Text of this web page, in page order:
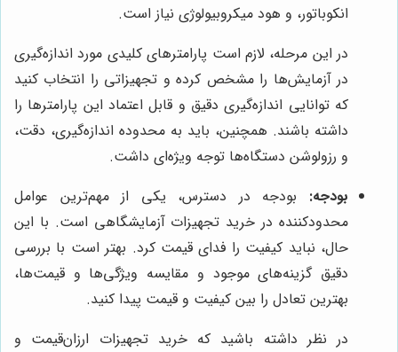
انکوباتور، و هود میکروبیولوژی نیاز است.
در این مرحله، لازم است پارامترهای کلیدی مورد اندازه‌گیری
در آزمایش‌ها را مشخص کرده و تجهیزاتی را انتخاب کنید
که توانایی اندازه‌گیری دقیق و قابل اعتماد این پارامترها را
داشته باشند. همچنین، باید به محدوده اندازه‌گیری، دقت،
و رزولوشن دستگاه‌ها توجه ویژه‌ای داشت.
بودجه: بودجه در دسترس، یکی از مهم‌ترین عوامل
محدودکننده در خرید تجهیزات آزمایشگاهی است. با این
حال، نباید کیفیت را فدای قیمت کرد. بهتر است با بررسی
دقیق گزینه‌های موجود و مقایسه ویژگی‌ها و قیمت‌ها،
بهترین تعادل را بین کیفیت و قیمت پیدا کنید.
در نظر داشته باشید که خرید تجهیزات ارزان‌قیمت و